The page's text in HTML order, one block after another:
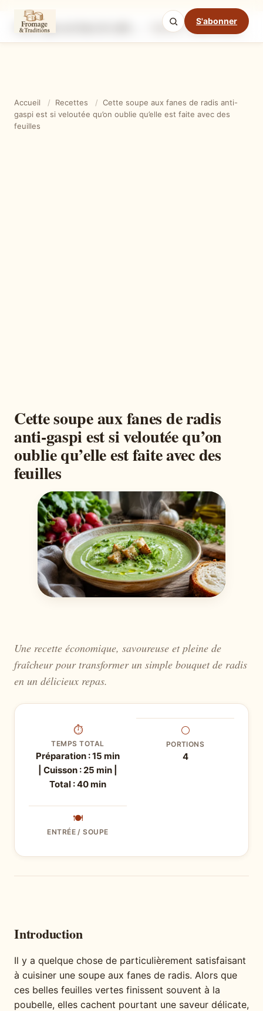
S'abonner
Ingrédients Étapes
Mode cuisine
Accueil / Recettes / Cette soupe aux fanes de radis anti-
gaspi est si veloutée qu’on oublie qu’elle est faite avec des
feuilles
Cette soupe aux fanes de radis
anti-gaspi est si veloutée qu’on
oublie qu’elle est faite avec des
feuilles
Une recette économique, savoureuse et pleine de
fraîcheur pour transformer un simple bouquet de radis
en un délicieux repas.
⏱
TEMPS TOTAL
Préparation : 15 min
| Cuisson : 25 min |
Total : 40 min
⚪
PORTIONS
4
🍽
ENTRÉE / SOUPE
Introduction
Il y a quelque chose de particulièrement satisfaisant
à cuisiner une soupe aux fanes de radis. Alors que
ces belles feuilles vertes finissent souvent à la
poubelle, elles cachent pourtant une saveur délicate,